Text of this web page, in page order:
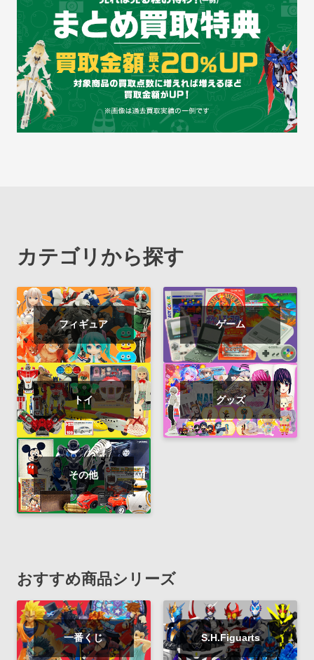
カテゴリから探す
フィギュア ゲーム
トイ グッズ
その他
おすすめ商品シリーズ
一番くじ S.H.Figuarts